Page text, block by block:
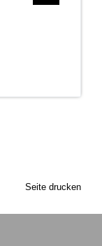
Seite drucken